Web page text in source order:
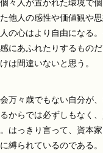
々人が置かれた環境で
他人の感性や価値観や
の心はより自由になる
にあふれたりするもの
は間違いないと思う。
万々歳でもない自分が
からでは必ずしもなく
はっきり言って、資本
縛られているのである。